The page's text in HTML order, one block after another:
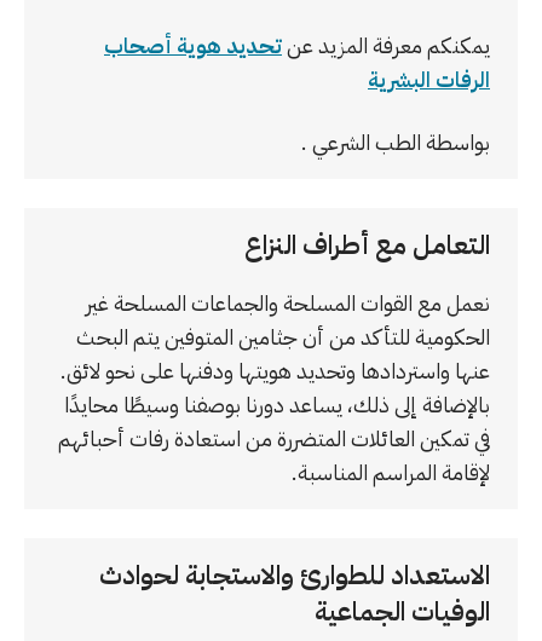
يمكنكم معرفة المزيد عنتحديد هوية أصحاب
الرفات البشرية
بواسطة الطب الشرعي .
التعامل مع أطراف النزاع
نعمل مع القوات المسلحة والجماعات المسلحة غير
الحكومية للتأكد من أن جثامين المتوفين يتم البحث
عنها واستردادها وتحديد هويتها ودفنها على نحو لائق.
بالإضافة إلى ذلك، يساعد دورنا بوصفنا وسيطًا محايدًا
في تمكين العائلات المتضررة من استعادة رفات أحبائهم
لإقامة المراسم المناسبة.
الاستعداد للطوارئ والاستجابة لحوادث
الوفيات الجماعية